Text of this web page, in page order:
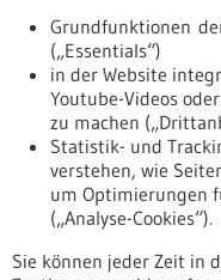
handreichungen-zum-
Pressemitteilung -
Politik
Swiss Medtech
Bundesrat, das
Schweiz neu auch
Grundfunktionen
(„Essentials“)
in der Website
Youtube-Videos
zu machen
Statistik- und
verstehen, wie
um Optimierungen
(„Analyse-Cookies“).
Sie können jeder Zeit in